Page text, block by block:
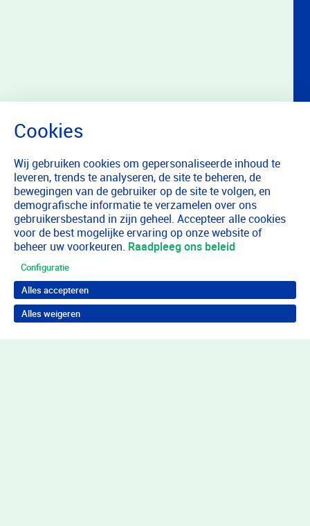
Wij gebruiken cookies om gepersonaliseerde inhoud te
leveren, trends te analyseren, de site te beheren, de
bewegingen van de gebruiker op de site te volgen, en
demografische informatie te verzamelen over ons
gebruikersbestand in zijn geheel. Accepteer alle cookies
voor de best mogelijke ervaring op onze website of
beheer uw voorkeuren. Raadpleeg ons beleid
Configuratie
Alles accepteren
Alles weigeren